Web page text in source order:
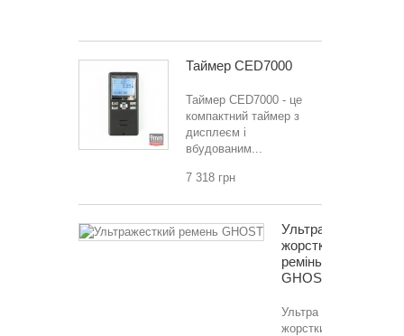
Таймер CED7000
Таймер CED7000 - це
компактний таймер з
дисплеєм і
вбудованим...
7 318 грн
Ультра
жорсткий
ремінь
GHOST
Ультра
жорсткий